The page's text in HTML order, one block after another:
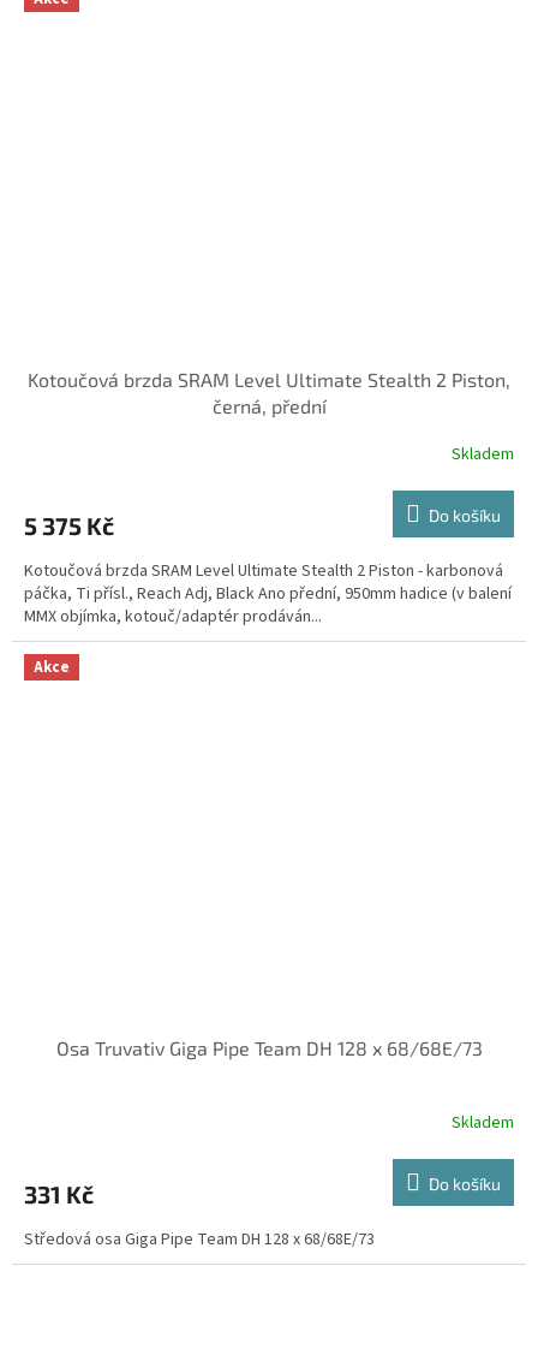
Kotoučová brzda SRAM Level Ultimate Stealth 2 Piston,
černá, přední
Skladem
5 375 Kč Do košíku
Kotoučová brzda SRAM Level Ultimate Stealth 2 Piston - karbonová
páčka, Ti přísl., Reach Adj, Black Ano přední, 950mm hadice (v balení
MMX objímka, kotouč/adaptér prodáván...
Akce
Osa Truvativ Giga Pipe Team DH 128 x 68/68E/73
Skladem
331 Kč Do košíku
Středová osa Giga Pipe Team DH 128 x 68/68E/73